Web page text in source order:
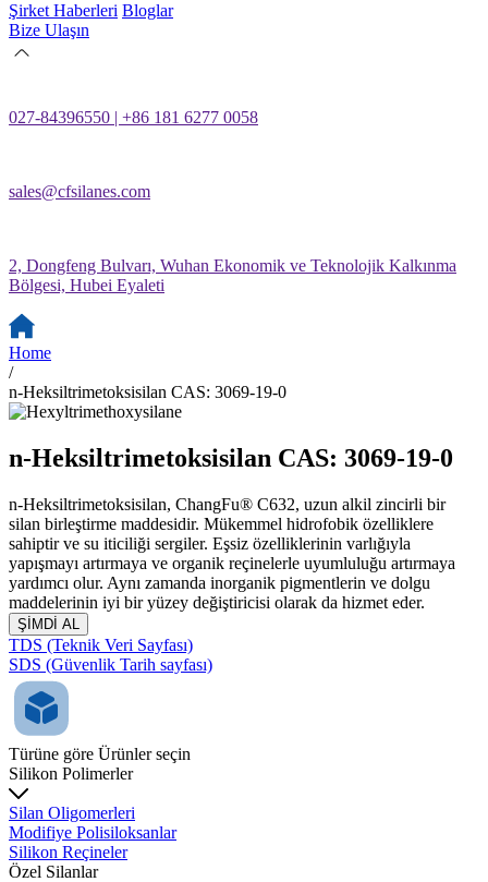
Şirket Haberleri Bloglar
Bize Ulaşın
027-84396550 | +86 181 6277 0058
sales@cfsilanes.com
2, Dongfeng Bulvarı, Wuhan Ekonomik ve Teknolojik Kalkınma
Bölgesi, Hubei Eyaleti
Home
/
n-Heksiltrimetoksisilan CAS: 3069-19-0
n-Heksiltrimetoksisilan CAS: 3069-19-0
n-Heksiltrimetoksisilan, ChangFu® C632, uzun alkil zincirli bir
silan birleştirme maddesidir. Mükemmel hidrofobik özelliklere
sahiptir ve su iticiliği sergiler. Eşsiz özelliklerinin varlığıyla
yapışmayı artırmaya ve organik reçinelerle uyumluluğu artırmaya
yardımcı olur. Aynı zamanda inorganik pigmentlerin ve dolgu
maddelerinin iyi bir yüzey değiştiricisi olarak da hizmet eder.
ŞİMDİ AL
TDS (Teknik Veri Sayfası)
SDS (Güvenlik Tarih sayfası)
Türüne göre Ürünler seçin
Silikon Polimerler
Silan Oligomerleri
Modifiye Polisiloksanlar
Silikon Reçineler
Özel Silanlar